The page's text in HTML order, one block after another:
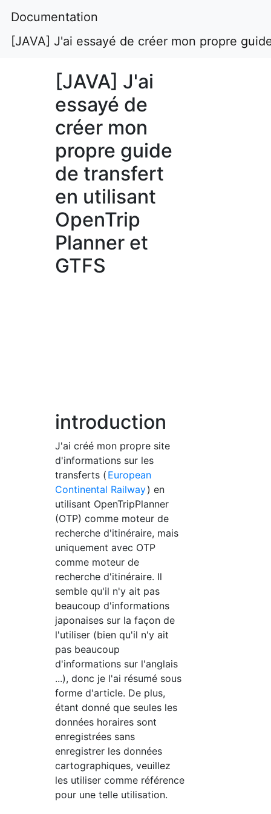
Documentation
[JAVA] J'ai essayé de créer mon propre
[JAVA] J'ai
essayé de
créer mon
propre guide
de transfert
en utilisant
OpenTrip
Planner et
GTFS
introduction
J'ai créé mon propre site
d'informations sur les
transferts ( European
Continental Railway) en
utilisant OpenTripPlanner
(OTP) comme moteur de
recherche d'itinéraire, mais
uniquement avec OTP
comme moteur de
recherche d'itinéraire. Il
semble qu'il n'y ait pas
beaucoup d'informations
japonaises sur la façon de
l'utiliser (bien qu'il n'y ait
pas beaucoup
d'informations sur l'anglais
...), donc je l'ai résumé sous
forme d'article. De plus,
étant donné que seules les
données horaires sont
enregistrées sans
enregistrer les données
cartographiques, veuillez
les utiliser comme référence
pour une telle utilisation.